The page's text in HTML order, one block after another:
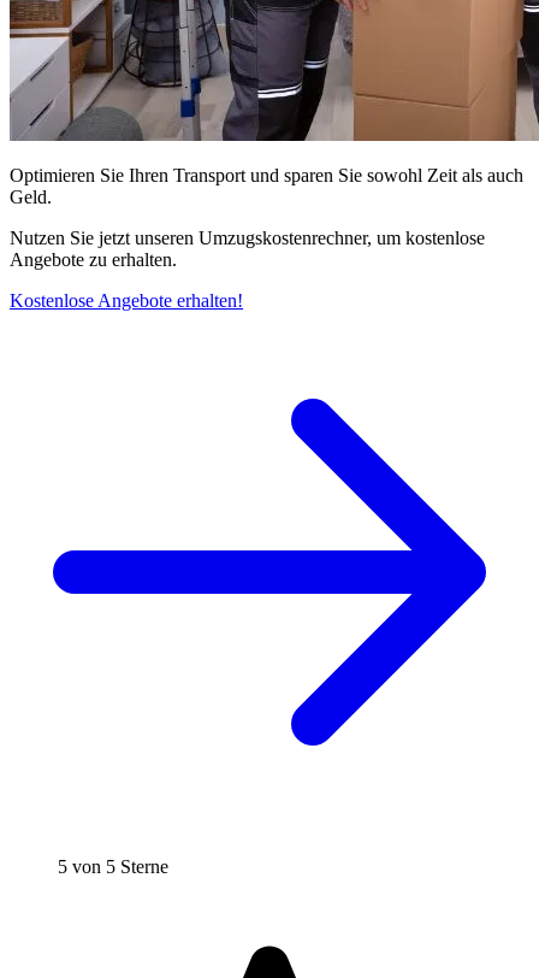
Optimieren Sie Ihren Transport und sparen Sie sowohl Zeit als auch
Geld.
Nutzen Sie jetzt unseren Umzugskostenrechner, um kostenlose
Angebote zu erhalten.
Kostenlose Angebote erhalten!
5 von 5 Sterne